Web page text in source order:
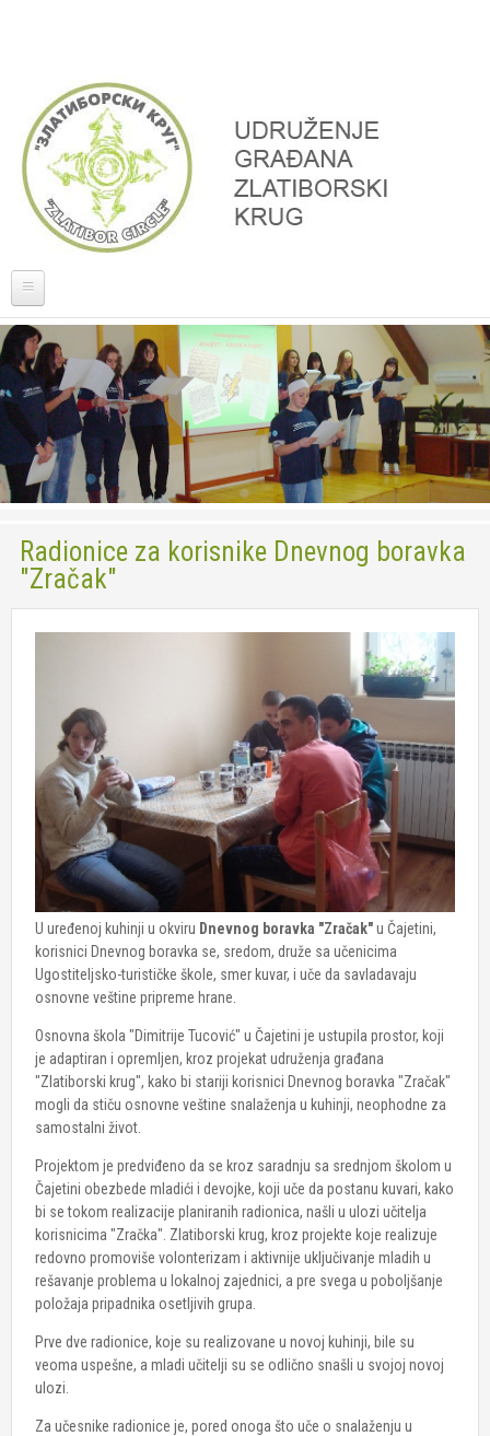
Naslovna
O nama
Projekti
Donatori, partneri
Usluga Pomoć u kući za stare
Usluga Dnevni boravak
Kontakt
Radionice za korisnike Dnevnog boravka
"Zračak"
U uređenoj kuhinji u okviru Dnevnog boravka "Zračak"u Čajetini,
korisnici Dnevnog boravka se, sredom, druže sa učenicima
Ugostiteljsko-turističke škole, smer kuvar, i uče da savladavaju
osnovne veštine pripreme hrane.
Osnovna škola "Dimitrije Tucović" u Čajetini je ustupila prostor, koji
je adaptiran i opremljen, kroz projekat udruženja građana
"Zlatiborski krug", kako bi stariji korisnici Dnevnog boravka "Zračak"
mogli da stiču osnovne veštine snalaženja u kuhinji, neophodne za
samostalni život.
Projektom je predviđeno da se kroz saradnju sa srednjom školom u
Čajetini obezbede mladići i devojke, koji uče da postanu kuvari, kako
bi se tokom realizacije planiranih radionica, našli u ulozi učitelja
korisnicima "Zračka". Zlatiborski krug, kroz projekte koje realizuje
redovno promoviše volonterizam i aktivnije uključivanje mladih u
rešavanje problema u lokalnoj zajednici, a pre svega u poboljšanje
položaja pripadnika osetljivih grupa.
Prve dve radionice, koje su realizovane u novoj kuhinji, bile su
veoma uspešne, a mladi učitelji su se odlično snašli u svojoj novoj
ulozi.
Za učesnike radionice je, pored onoga što uče o snalaženju u